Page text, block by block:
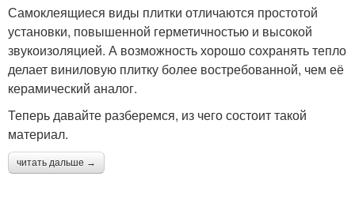
Самоклеящиеся виды плитки отличаются простотой
установки, повышенной герметичностью и высокой
звукоизоляцией. А возможность хорошо сохранять тепло
делает виниловую плитку более востребованной, чем её
керамический аналог.
Теперь давайте разберемся, из чего состоит такой
материал.
читать дальше →